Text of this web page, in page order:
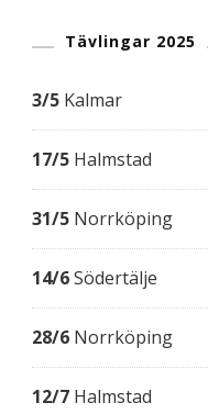
Tävlingar 2025
3/5 Kalmar
17/5 Halmstad
31/5 Norrköping
14/6Södertälje
28/6 Norrköping
12/7 Halmstad